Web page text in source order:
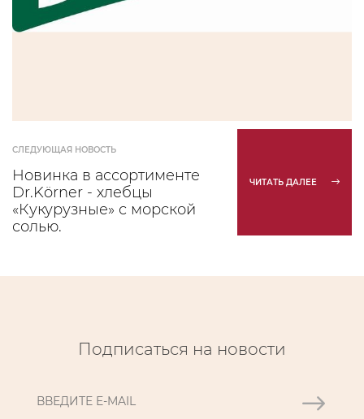
СЛЕДУЮЩАЯ НОВОСТЬ
Новинка в ассортименте
Dr.Körner - хлебцы
«Кукурузные» с морской
солью.
ЧИТАТЬ ДАЛЕЕ
Подписаться на новости